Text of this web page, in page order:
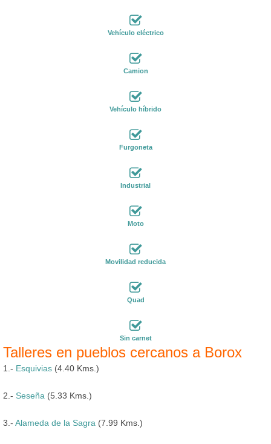
Vehículo eléctrico
Camion
Vehículo híbrido
Furgoneta
Industrial
Moto
Movilidad reducida
Quad
Sin carnet
Talleres en pueblos cercanos a Borox
1.- Esquivias (4.40 Kms.)
2.- Seseña (5.33 Kms.)
3.- Alameda de la Sagra (7.99 Kms.)